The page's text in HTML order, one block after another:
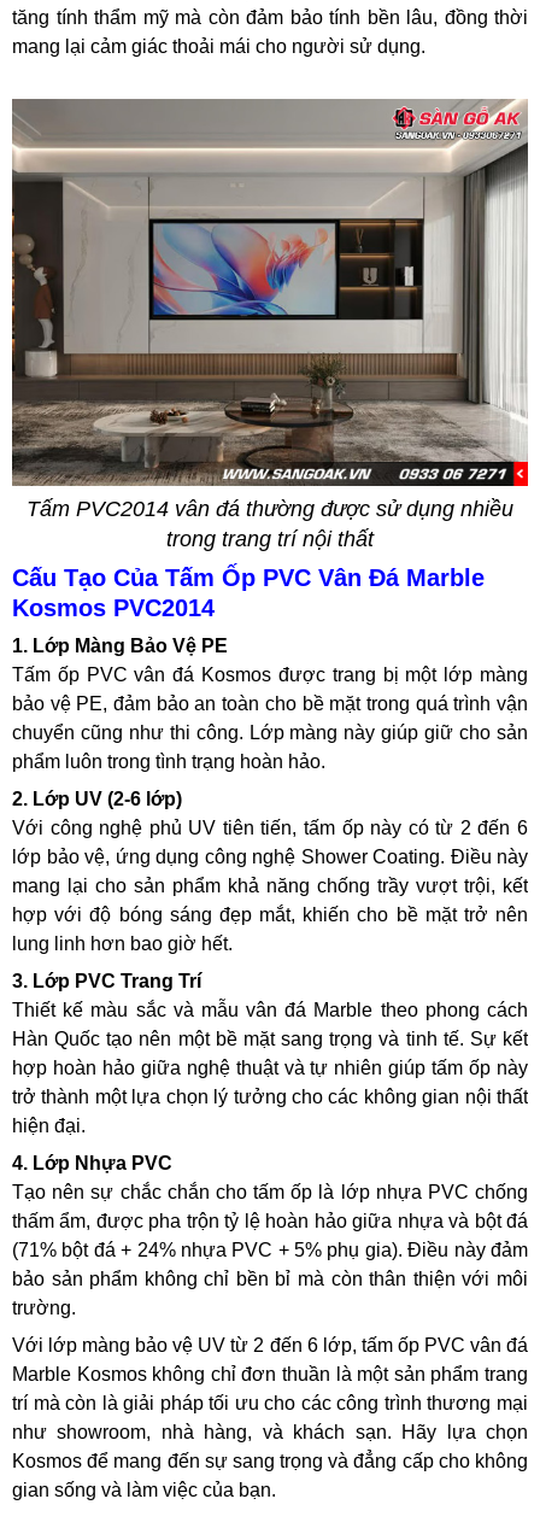
tăng tính thẩm mỹ mà còn đảm bảo tính bền lâu, đồng thời
mang lại cảm giác thoải mái cho người sử dụng.
Tấm PVC2014 vân đá thường được sử dụng nhiều
trong trang trí nội thất
Cấu Tạo Của Tấm Ốp PVC Vân Đá Marble
Kosmos PVC2014
1. Lớp Màng Bảo Vệ PE
Tấm ốp PVC vân đá Kosmos được trang bị một lớp màng
bảo vệ PE, đảm bảo an toàn cho bề mặt trong quá trình vận
chuyển cũng như thi công. Lớp màng này giúp giữ cho sản
phẩm luôn trong tình trạng hoàn hảo.
2. Lớp UV (2-6 lớp)
Với công nghệ phủ UV tiên tiến, tấm ốp này có từ 2 đến 6
lớp bảo vệ, ứng dụng công nghệ Shower Coating. Điều này
mang lại cho sản phẩm khả năng chống trầy vượt trội, kết
hợp với độ bóng sáng đẹp mắt, khiến cho bề mặt trở nên
lung linh hơn bao giờ hết.
3. Lớp PVC Trang Trí
Thiết kế màu sắc và mẫu vân đá Marble theo phong cách
Hàn Quốc tạo nên một bề mặt sang trọng và tinh tế. Sự kết
hợp hoàn hảo giữa nghệ thuật và tự nhiên giúp tấm ốp này
trở thành một lựa chọn lý tưởng cho các không gian nội thất
hiện đại.
4. Lớp Nhựa PVC
Tạo nên sự chắc chắn cho tấm ốp là lớp nhựa PVC chống
thấm ẩm, được pha trộn tỷ lệ hoàn hảo giữa nhựa và bột đá
(71% bột đá + 24% nhựa PVC + 5% phụ gia). Điều này đảm
bảo sản phẩm không chỉ bền bỉ mà còn thân thiện với môi
trường.
Với lớp màng bảo vệ UV từ 2 đến 6 lớp, tấm ốp PVC vân đá
Marble Kosmos không chỉ đơn thuần là một sản phẩm trang
trí mà còn là giải pháp tối ưu cho các công trình thương mại
như showroom, nhà hàng, và khách sạn. Hãy lựa chọn
Kosmos để mang đến sự sang trọng và đẳng cấp cho không
gian sống và làm việc của bạn.